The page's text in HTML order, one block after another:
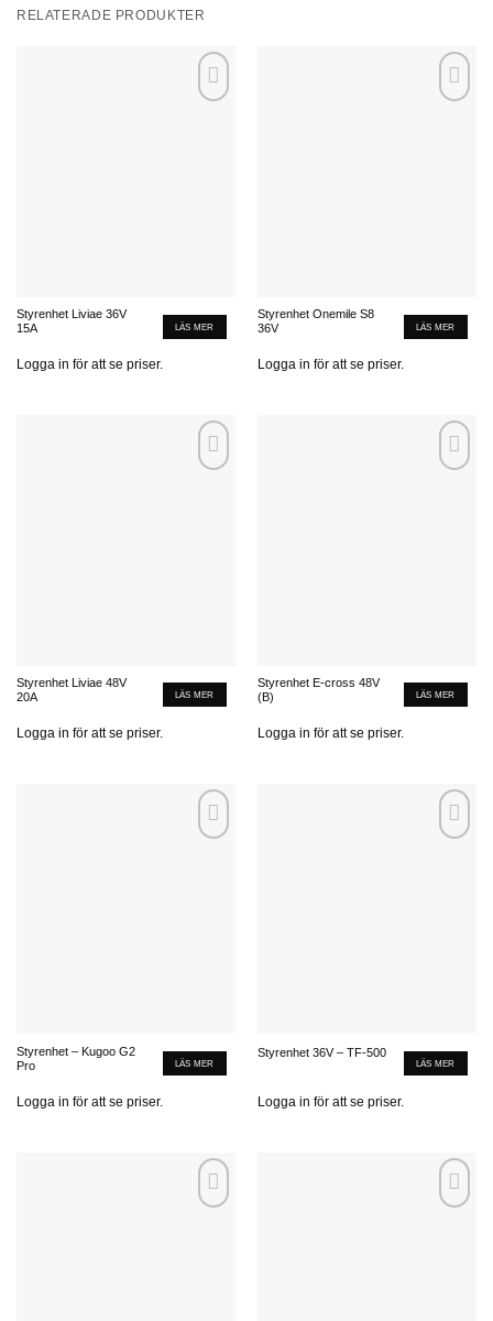
RELATERADE PRODUKTER
Styrenhet Liviae 36V
15A
LÄS MER
Logga in för att se priser.
Styrenhet Onemile S8
36V
LÄS MER
Logga in för att se priser.
Styrenhet Liviae 48V
20A
LÄS MER
Logga in för att se priser.
Styrenhet E-cross 48V
(B)
LÄS MER
Logga in för att se priser.
Styrenhet – Kugoo G2
Pro
LÄS MER
Logga in för att se priser.
Styrenhet 36V – TF-500
LÄS MER
Logga in för att se priser.